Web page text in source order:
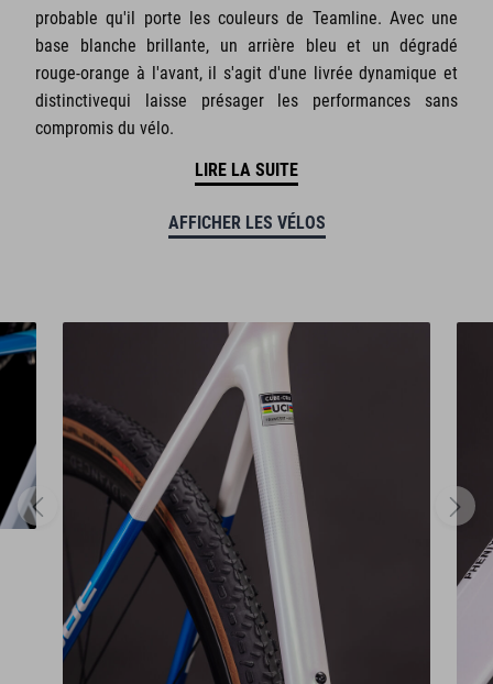
probable qu'il porte les couleurs de Teamline. Avec une
base blanche brillante, un arrière bleu et un dégradé
rouge-orange à l'avant, il s'agit d'une livrée dynamique et
distinctivequi laisse présager les performances sans
compromis du vélo.
LIRE LA SUITE
AFFICHER LES VÉLOS